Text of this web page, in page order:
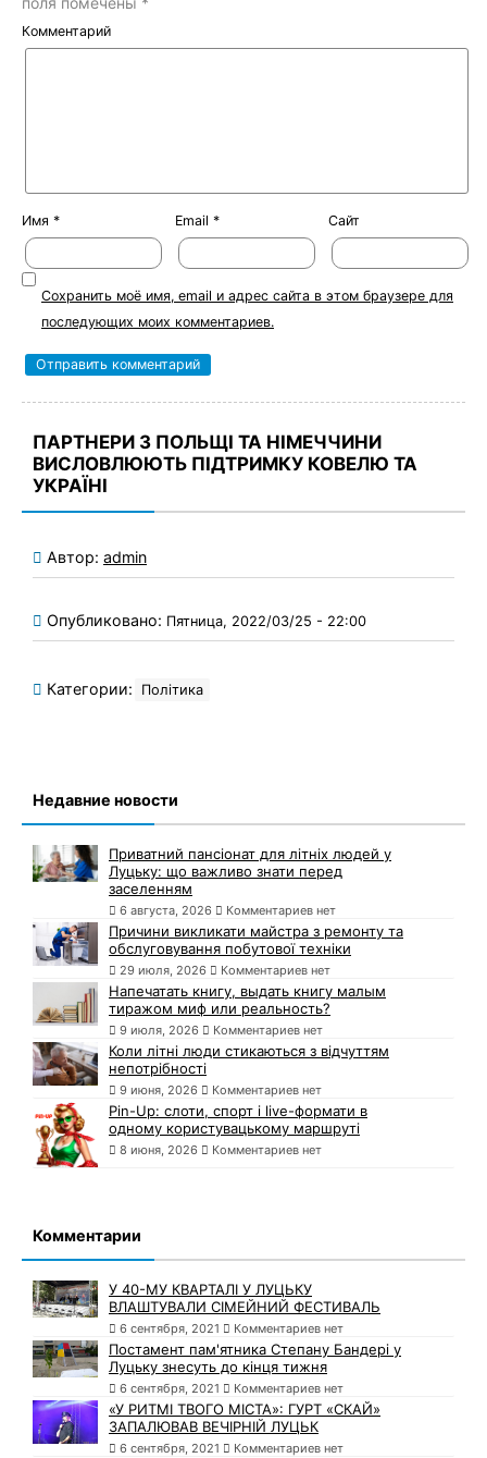
Комментарий
Имя * Email * Сайт
Сохранить моё имя, email и адрес сайта в этом браузере для
последующих моих комментариев.
ПАРТНЕРИ З ПОЛЬЩІ ТА НІМЕЧЧИНИ
ВИСЛОВЛЮЮТЬ ПІДТРИМКУ КОВЕЛЮ ТА
УКРАЇНІ
Автор: admin
Опубликовано: Пятница, 2022/03/25 - 22:00
Категории: Політика
Недавние новости
Приватний пансіонат для літніх людей у
Луцьку: що важливо знати перед
заселенням
6 августа, 2026 Комментариев нет
Причини викликати майстра з ремонту та
обслуговування побутової техніки
29 июля, 2026 Комментариев нет
Напечатать книгу, выдать книгу малым
тиражом миф или реальность?
9 июля, 2026 Комментариев нет
Коли літні люди стикаються з відчуттям
непотрібності
9 июня, 2026 Комментариев нет
Pin-Up: слоти, спорт і live-формати в
одному користувацькому маршруті
8 июня, 2026 Комментариев нет
Комментарии
У 40-МУ КВАРТАЛІ У ЛУЦЬКУ
ВЛАШТУВАЛИ СІМЕЙНИЙ ФЕСТИВАЛЬ
6 сентября, 2021 Комментариев нет
Постамент пам'ятника Степану Бандері у
Луцьку знесуть до кінця тижня
6 сентября, 2021 Комментариев нет
«У РИТМІ ТВОГО МІСТА»: ГУРТ «СКАЙ»
ЗАПАЛЮВАВ ВЕЧІРНІЙ ЛУЦЬК
6 сентября, 2021 Комментариев нет